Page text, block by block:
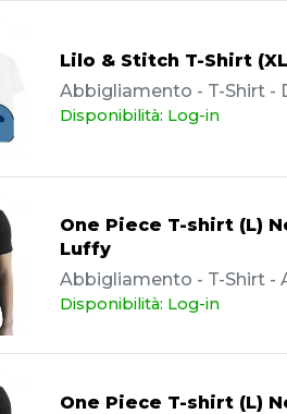
Lilo & Stitch T-Shirt
Abbigliamento - T-Shirt -
Disponibilità: Log-in
One Piece T-shirt (L)
Luffy
Abbigliamento - T-Shirt -
Disponibilità: Log-in
One Piece T-shirt (L)